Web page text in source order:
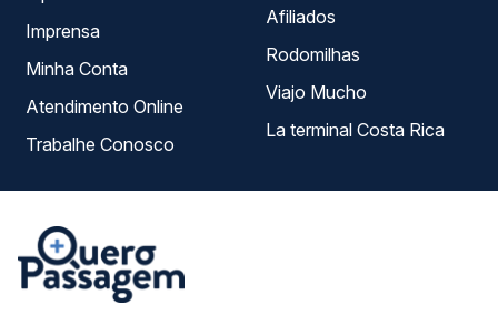
Imprensa
Minha Conta
Atendimento Online
Trabalhe Conosco
Afiliados
Rodomilhas
Viajo Mucho
La terminal Costa Rica